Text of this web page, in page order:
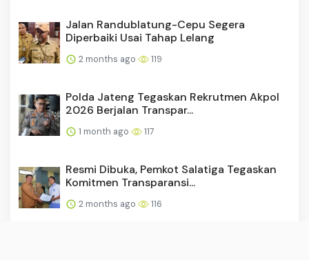
Jalan Randublatung-Cepu Segera
Diperbaiki Usai Tahap Lelang
2 months ago 119
Polda Jateng Tegaskan Rekrutmen Akpol
2026 Berjalan Transpar...
1 month ago 117
Resmi Dibuka, Pemkot Salatiga Tegaskan
Komitmen Transparansi...
2 months ago 116